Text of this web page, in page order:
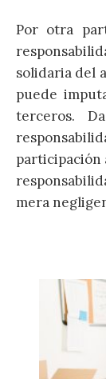
Por otra
solidaria del
puede
terceros.
participación
mera